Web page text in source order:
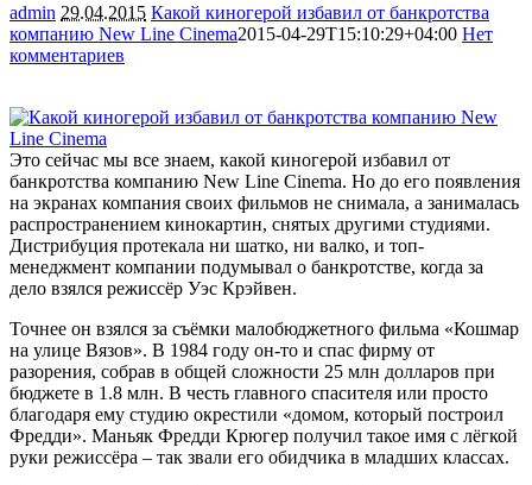
admin 29.04.2015 Какой киногерой избавил от банкротства
компанию New Line Cinema2015-04-29T15:10:29+04:00 Нет
комментариев
Это сейчас мы все знаем, какой киногерой избавил от
банкротства компанию New Line Cinema. Но до его появления
на экранах компания своих фильмов не снимала, а занималась
распространением кинокартин, снятых другими студиями.
Дистрибуция протекала ни шатко, ни валко, и топ-
менеджмент компании подумывал о банкротстве, когда за
дело взялся режиссёр Уэс Крэйвен.
Точнее он взялся за съёмки малобюджетного фильма «Кошмар
на улице Вязов». В 1984 году он-то и спас фирму от
разорения, собрав в общей сложности 25 млн долларов при
бюджете в 1.8 млн. В честь главного спасителя или просто
благодаря ему студию окрестили «домом, который построил
Фредди». Маньяк Фредди Крюгер получил такое имя с лёгкой
руки режиссёра – так звали его обидчика в младших классах.